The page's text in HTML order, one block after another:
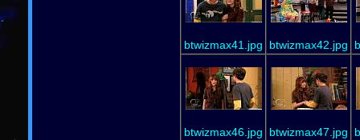
btwizmax41.jpg btwizmax42.jpg
btwizmax46.jpg btwizmax47.jpg